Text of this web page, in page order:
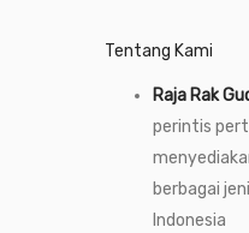
Tentang Kami
Raja Rak
perintis
berbagai
Indonesia